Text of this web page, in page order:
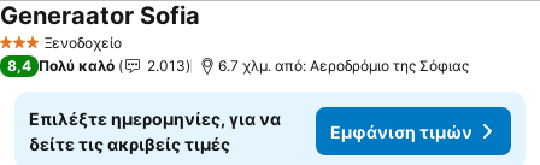
3 ΑστέριαΞενοδοχείο
Generaator Sofia
8,4 Πολύ καλό 2.013 6.7 χλμ. από: Αεροδρόμιο της Σόφιας
Επιλέξτε ημερομηνίες, για να
δείτε τις ακριβείς τιμές
Εμφάνιση τιμών